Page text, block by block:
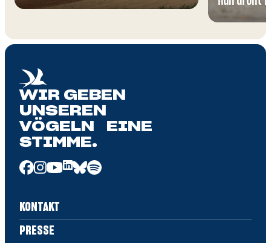
WIR GEBEN
UNSEREN
VÖGELN EINE
STIMME.
KONTAKT
PRESSE